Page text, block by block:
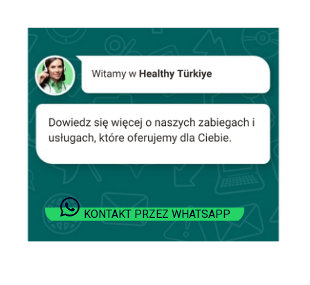
KONTAKT PRZEZ WHATSAPP